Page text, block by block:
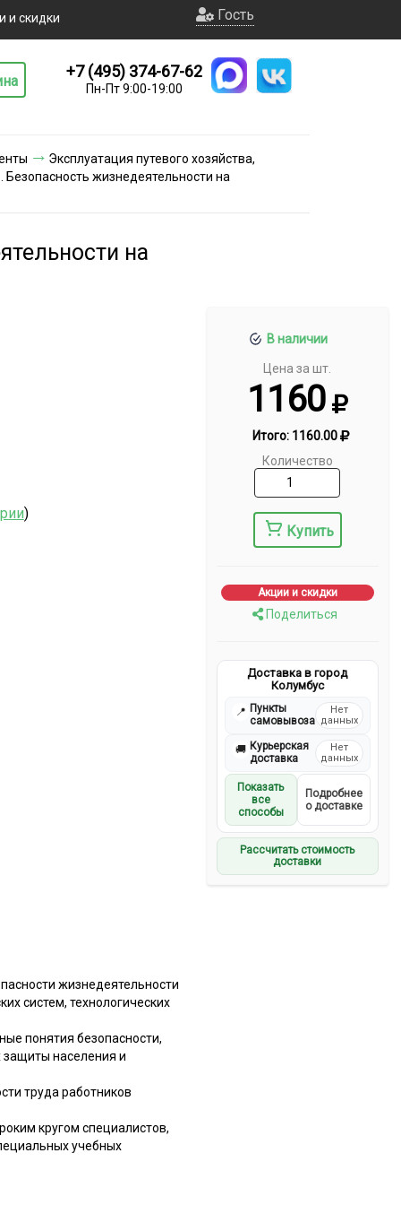
и скидки Гость
+7 (495) 374-67-62
Пн-Пт 9:00-19:00
Эксплуатация путевого хозяйства,
жизнедеятельности на
на
В наличии
Цена за шт.
1160
Итого: 1160.00
Количество
Купить
Акции и скидки
Поделиться
Доставка в город
Колумбус
📍 Пункты
самовывоза
Нет
данных
🚚 Курьерская
доставка
Нет
данных
Показать
все
способы
Подробнее
о доставке
Рассчитать стоимость
доставки
)
жизнедеятельности
систем, технологических
понятия безопасности,
защиты населения и
труда работников
кругом специалистов,
учебных